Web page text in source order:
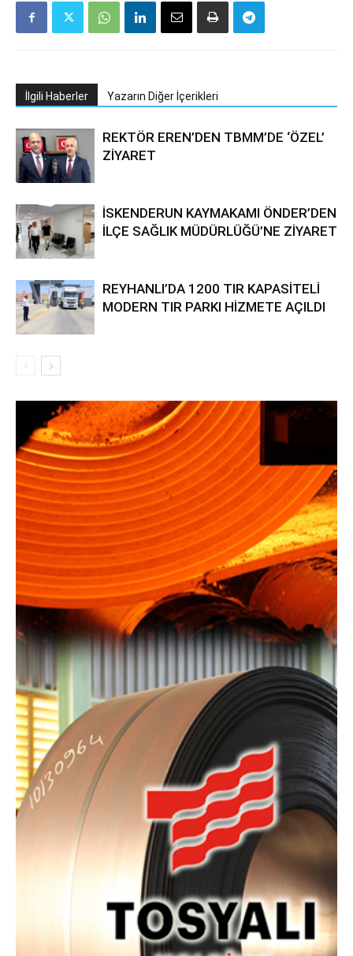
İlgili Haberler Yazarın Diğer İçerikleri
REKTÖR EREN’DEN TBMM’DE ‘ÖZEL’
ZİYARET
İSKENDERUN KAYMAKAMI ÖNDER’DEN
İLÇE SAĞLIK MÜDÜRLÜĞÜ’NE ZİYARET
REYHANLI’DA 1200 TIR KAPASİTELİ
MODERN TIR PARKI HİZMETE AÇILDI